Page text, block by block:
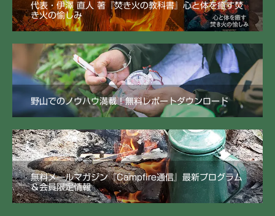
代表・伊澤 直人 著『焚き火の教科書』心と体を癒す焚
き火の愉しみ
野山でのノウハウ満載！無料レポートダウンロード
無料メールマガジン『Campfire通信』最新プログラム
＆会員限定情報